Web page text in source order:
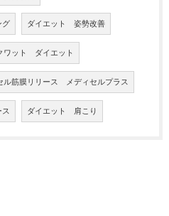
グ ダイエット 姿勢改善
ワット ダイエット
ル筋膜リリース メディセルプラス
ダイエット 肩こり